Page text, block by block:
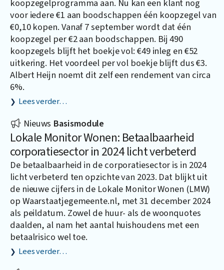
koopzegelprogramma aan. Nu kan een klant nog
voor iedere €1 aan boodschappen één koopzegel van
€0,10 kopen. Vanaf 7 september wordt dat één
koopzegel per €2 aan boodschappen. Bij 490
koopzegels blijft het boekje vol: €49 inleg en €52
uitkering. Het voordeel per vol boekje blijft dus €3.
Albert Heijn noemt dit zelf een rendement van circa
6%.
Lees verder…
Nieuws Basismodule
Lokale Monitor Wonen: Betaalbaarheid
corporatiesector in 2024 licht verbeterd
De betaalbaarheid in de corporatiesector is in 2024
licht verbeterd ten opzichte van 2023. Dat blijkt uit
de nieuwe cijfers in de Lokale Monitor Wonen (LMW)
opWaarstaatjegemeente.nl, met 31 december 2024
als peildatum. Zowel de huur- als de woonquotes
daalden, al nam het aantal huishoudens met een
betaalrisico wel toe.
Lees verder…